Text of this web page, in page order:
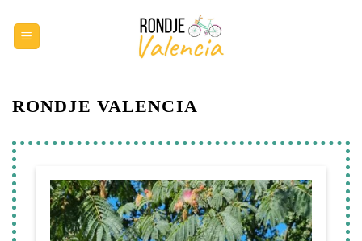
naar
inhoud
RONDJE VALENCIA